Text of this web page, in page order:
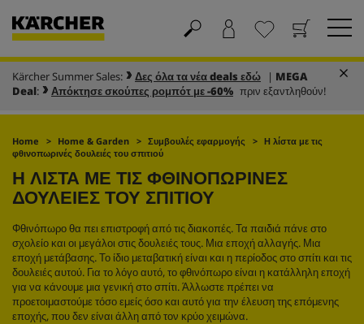
Καλάθι
Αγαπημένα
Kärcher Summer Sales: Δες όλα τα νέα deals εδώ | MEGA
Deal: Απόκτησε σκούπες ρομπότ με -60% πριν εξαντληθούν!
Home Home & Garden Συμβουλές εφαρμογής
Η λίστα με τις
φθινοπωρινές δουλειές του σπιτιού
Η ΛΙΣΤΑ ΜΕ ΤΙΣ ΦΘΙΝΟΠΩΡΙΝΕΣ
ΔΟΥΛΕΙΕΣ ΤΟΥ ΣΠΙΤΙΟΥ
Φθινόπωρο θα πει επιστροφή από τις διακοπές. Τα παιδιά πάνε στο
σχολείο και οι μεγάλοι στις δουλειές τους. Μια εποχή αλλαγής. Μια
εποχή μετάβασης. Το ίδιο μεταβατική είναι και η περίοδος στο σπίτι και τις
δουλειές αυτού. Για το λόγο αυτό, το φθινόπωρο είναι η κατάλληλη εποχή
για να κάνουμε μια γενική στο σπίτι. Άλλωστε πρέπει να
προετοιμαστούμε τόσο εμείς όσο και αυτό για την έλευση της επόμενης
εποχής, που δεν είναι άλλη από τον κρύο χειμώνα.